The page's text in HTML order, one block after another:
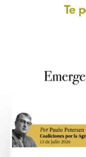
Te